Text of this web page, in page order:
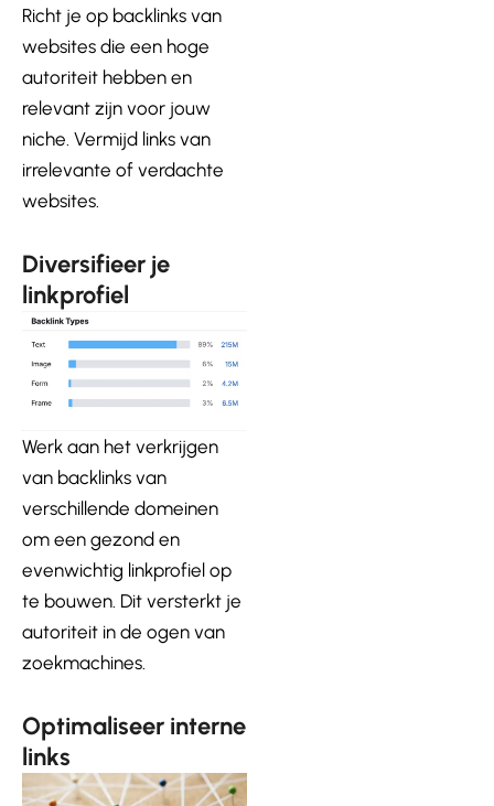
Richt je op backlinks van
websites die een hoge
autoriteit hebben en
relevant zijn voor jouw
niche. Vermijd links van
irrelevante of verdachte
websites.
Diversifieer je
linkprofiel
Werk aan het verkrijgen
van backlinks van
verschillende domeinen
om een gezond en
evenwichtig linkprofiel op
te bouwen. Dit versterkt je
autoriteit in de ogen van
zoekmachines.
Optimaliseer interne
links